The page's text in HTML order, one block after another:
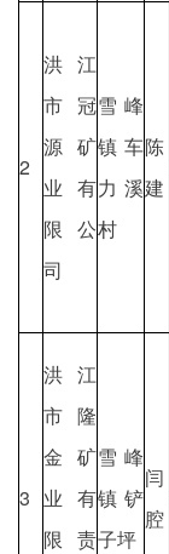
2
洪江
市冠
源矿
业有
限公
司
雪峰
镇车
力溪
村
陈
建
3
洪江
市隆
金矿
业有
限责
雪峰
镇铲
子坪
闫
腔